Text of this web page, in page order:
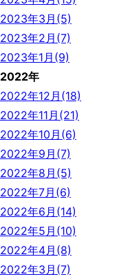
2023年3月(5)
2023年2月(7)
2023年1月(9)
2022年
2022年12月(18)
2022年11月(21)
2022年10月(6)
2022年9月(7)
2022年8月(5)
2022年7月(6)
2022年6月(14)
2022年5月(10)
2022年4月(8)
2022年3月(7)